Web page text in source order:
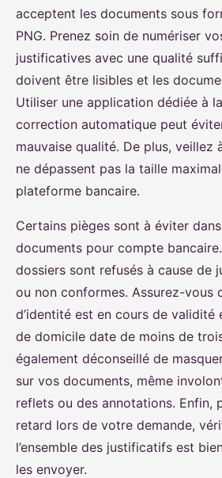
acceptent les documents sous
PNG. Prenez soin de numériser
justificatives avec une qualité
doivent être lisibles et les
Utiliser une application dédiée à
correction automatique peut
mauvaise qualité. De plus, veillez
ne dépassent pas la taille
plateforme bancaire.
Certains pièges sont à éviter
documents pour compte
dossiers sont refusés à cause de
ou non conformes. Assurez-vous
d’identité est en cours de
de domicile date de moins de
également déconseillé de
sur vos documents, même
reflets ou des annotations. Enfin,
retard lors de votre demande,
l’ensemble des justificatifs est
les envoyer.